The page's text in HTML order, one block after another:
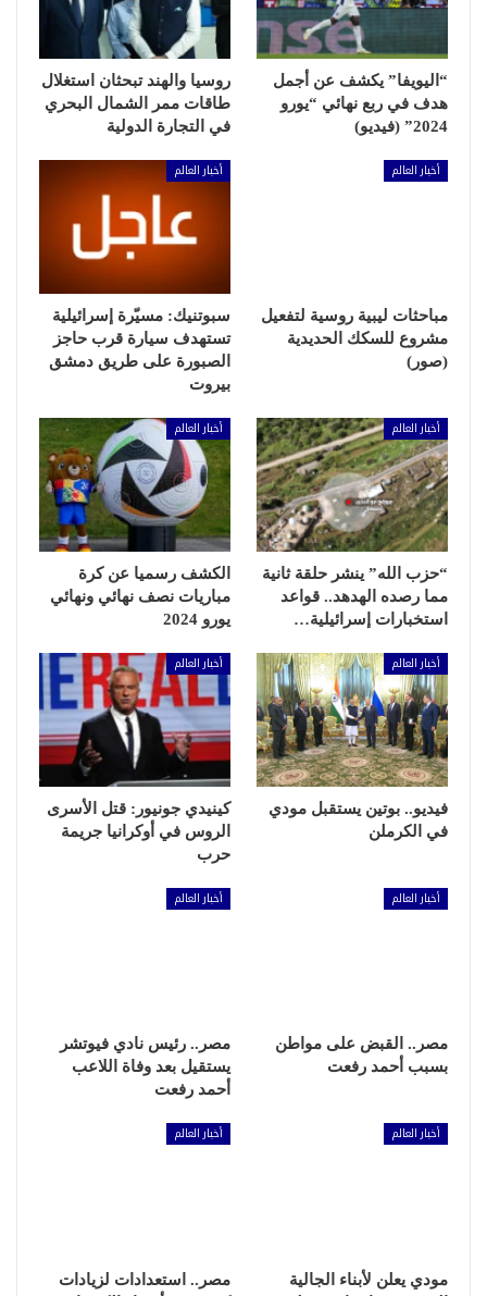
“اليويفا” يكشف عن أجمل
هدف في ربع نهائي “يورو
2024” (فيديو)
روسيا والهند تبحثان استغلال
طاقات ممر الشمال البحري
في التجارة الدولية
أخبار العالم
مباحثات ليبية روسية لتفعيل
مشروع للسكك الحديدية
(صور)
أخبار العالم
سبوتنيك: مسيّرة إسرائيلية
تستهدف سيارة قرب حاجز
الصبورة على طريق دمشق
بيروت
أخبار العالم
“حزب الله” ينشر حلقة ثانية
مما رصده الهدهد.. قواعد
استخبارات إسرائيلية…
أخبار العالم
الكشف رسميا عن كرة
مباريات نصف نهائي ونهائي
يورو 2024
أخبار العالم
فيديو.. بوتين يستقبل مودي
في الكرملن
أخبار العالم
كينيدي جونيور: قتل الأسرى
الروس في أوكرانيا جريمة
حرب
أخبار العالم
مصر.. القبض على مواطن
بسبب أحمد رفعت
أخبار العالم
مصر.. رئيس نادي فيوتشر
يستقيل بعد وفاة اللاعب
أحمد رفعت
أخبار العالم
مودي يعلن لأبناء الجالية
أخبار العالم
مصر.. استعدادات لزيادات